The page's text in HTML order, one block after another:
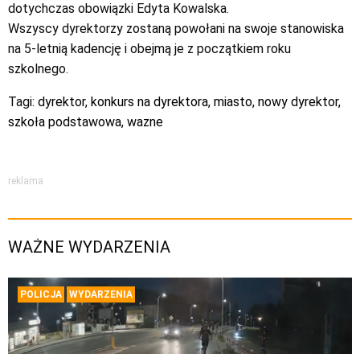
dotychczas obowiązki Edyta Kowalska.
Wszyscy dyrektorzy zostaną powołani na swoje stanowiska
na 5-letnią kadencję i obejmą je z początkiem roku
szkolnego.
Tagi: dyrektor, konkurs na dyrektora, miasto, nowy dyrektor,
szkoła podstawowa, wazne
reklama
WAŻNE WYDARZENIA
POLICJA WYDARZENIA